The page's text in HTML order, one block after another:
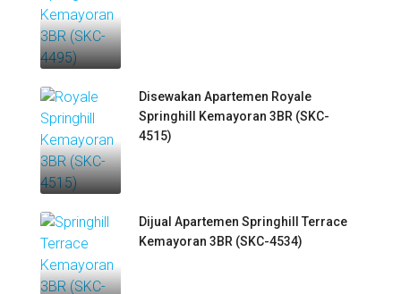
Disewakan Apartemen Royale
Springhill Kemayoran 3BR (SKC-
4515)
Dijual Apartemen Springhill Terrace
Kemayoran 3BR (SKC-4534)